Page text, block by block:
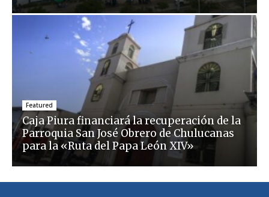
Featured
Caja Piura financiará la recuperación de la
Parroquia San José Obrero de Chulucanas
para la «Ruta del Papa León XIV»